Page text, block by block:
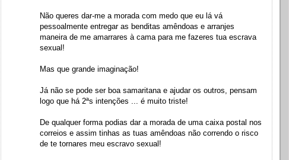
Não queres dar-me a morada com medo que eu lá vá
pessoalmente entregar as benditas amêndoas e arranjes
maneira de me amarrares à cama para me fazeres tua escrava
sexual!
Mas que grande imaginação!
Já não se pode ser boa samaritana e ajudar os outros, pensam
logo que há 2ªs intenções ... é muito triste!
De qualquer forma podias dar a morada de uma caixa postal nos
correios e assim tinhas as tuas amêndoas não correndo o risco
de te tornares meu escravo sexual!